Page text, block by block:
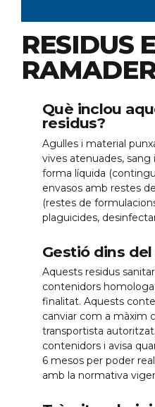
RESIDUS
Què inclou
residus?
Agulles i material
vives atenuades,
forma líquida
envasos amb restes
(restes de
plaguicides,
Gestió dins
Aquests residus
contenidors
finalitat. Aquests
canviar com a màxim
transportista
contenidors i avisa
6 mesos per poder
amb la normativa